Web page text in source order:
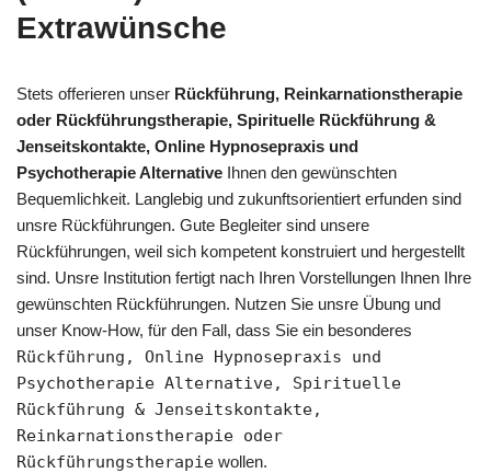
Extrawünsche
Stets offerieren unser Rückführung, Reinkarnationstherapie
oder Rückführungstherapie, Spirituelle Rückführung &
Jenseitskontakte, Online Hypnosepraxis und
Psychotherapie Alternative Ihnen den gewünschten
Bequemlichkeit. Langlebig und zukunftsorientiert erfunden sind
unsre Rückführungen. Gute Begleiter sind unsere
Rückführungen, weil sich kompetent konstruiert und hergestellt
sind. Unsre Institution fertigt nach Ihren Vorstellungen Ihnen Ihre
gewünschten Rückführungen. Nutzen Sie unsre Übung und
unser Know-How, für den Fall, dass Sie ein besonderes
Rückführung, Online Hypnosepraxis und
Psychotherapie Alternative, Spirituelle
Rückführung & Jenseitskontakte,
Reinkarnationstherapie oder
Rückführungstherapie wollen.